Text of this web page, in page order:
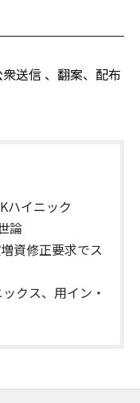
送信 、翻案、配布
ハイニック
論
資修正要求でス
クス、用イン・